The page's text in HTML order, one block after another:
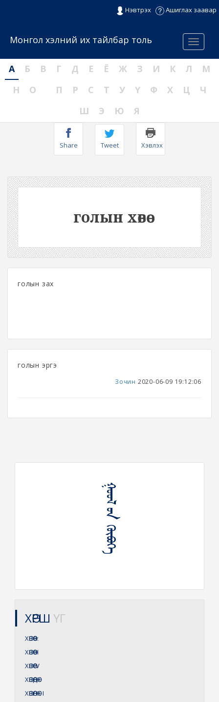
Нэвтрэх Ашиглах заавар
Menu
Монгол хэлний их тайлбар толь
А Б В Г Д Е Ё Ж З И К Л
М
Н
О П Р С Т У Ү Ф Х Ц
Ч
Ш
Э Ю Я
Share Tweet Хэвлэх
голын хөвөө
голын зах
голын эргэ
Зочин 2020-06-09 19:12:06
ᠭᠤᠤᠯ ᠤᠨ ᠬᠥᠪᠦᠭᠡ
ХӨРШ ҮГ
ХӨВӨӨII:
ХӨВӨӨIII
ХӨВӨӨIV
ХӨВӨӨДӨХ
ХӨВӨӨЛӨХI